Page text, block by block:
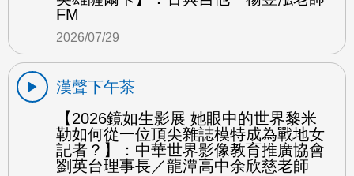
FM
2026/07/29
漢聲下午茶
【2026鏡如生影展 她眼中的世界黎米
勒如何從一位頂尖雜誌模特成為戰地女
記者？】：中華世界影像教育推廣協會
劉英台理事長／龍潭高中余欣慈老師